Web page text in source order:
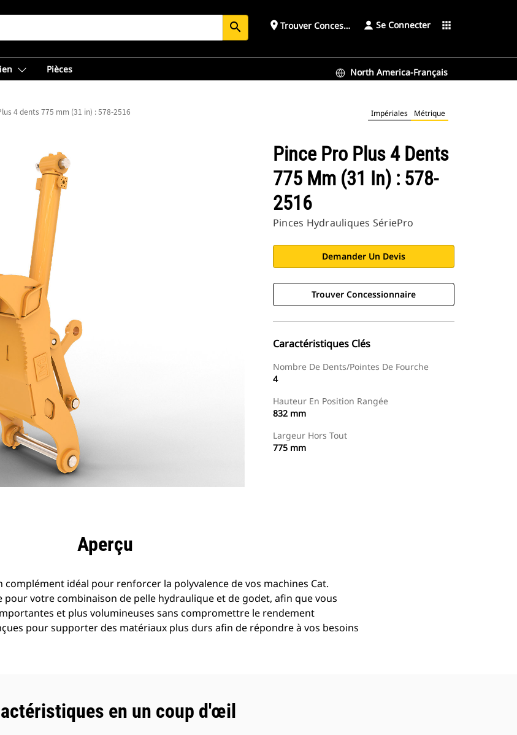
search place Trouver ConcessionnaireSe Connecter apps
Pièces North America-Français
4 dents 775 mm (31 in) : 578-2516 Impériales Métrique
Pince Pro Plus 4 Dents
775 Mm (31 In) : 578-
2516
Pinces Hydrauliques SériePro
Demander Un Devis
Trouver Concessionnaire
Caractéristiques Clés
Nombre De Dents/pointes De Fourche
4
Hauteur En Position Rangée
832 mm
Largeur Hors Tout
775 mm
Aperçu
complément idéal pour renforcer la polyvalence de vos machines Cat.
pour votre combinaison de pelle hydraulique et de godet, afin que vous
et plus volumineuses sans compromettre le rendement
pour supporter des matériaux plus durs afin de répondre à vos besoins
en un coup d'œil